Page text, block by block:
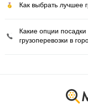
Как выбрать лучшее
Какие опции
грузоперевозки в